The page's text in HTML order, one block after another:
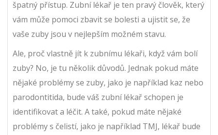
špatný přístup. Zubní lékař je ten pravý člověk, který
vám může pomoci zbavit se bolesti a ujistit se, že
vaše zuby jsou v nejlepším možném stavu.
Ale, proč vlastně jít k zubnímu lékaři, když vám bolí
zuby? No, je tu několik důvodů. Jednak pokud máte
nějaké problémy se zuby, jako je například kaz nebo
parodontitida, bude váš zubní lékař schopen je
identifikovat a léčit. A také, pokud máte nějaké
problémy s čelistí, jako je například TMJ, lékař bude